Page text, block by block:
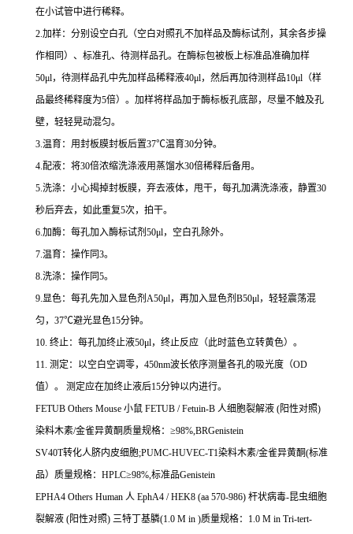
在小试管中进行稀释。
2.加样：分别设空白孔（空白对照孔不加样品及酶标试剂，其余各步操
作相同）、标准孔、待测样品孔。在酶标包被板上标准品准确加样
50μl，待测样品孔中先加样品稀释液40μl，然后再加待测样品10μl （样
品最终稀释度为5倍）。加样将样品加于酶标板孔底部，尽量不触及孔
壁，轻轻晃动混匀。
3.温育：用封板膜封板后置37℃温育30分钟。
4.配液：将30倍浓缩洗涤液用蒸馏水30倍稀释后备用。
5.洗涤：小心揭掉封板膜，弃去液体，甩干，每孔加满洗涤液，静置30
秒后弃去，如此重复5次，拍干。
6.加酶：每孔加入酶标试剂 50μl，空白孔除外。
7.温育：操作同 3。
8.洗涤：操作同 5。
9.显色：每孔先加入显色剂 A50μl，再加入显色剂 B50μl，轻轻震荡混
匀， 37℃避光显色15分钟。
10. 终止：每孔加终止液50μl，终止反应（此时蓝色立转黄色）。
11. 测定：以空白空调零， 450nm波长依序测量各孔的吸光度（OD
值）。
测定应在加终止液后15分钟以内进行。
FETUB Others Mouse 小鼠 FETUB / Fetuin-B 人细胞裂解液 (阳性对照)
染料木素/金雀异黄酮质量规格：≥98%,BRGenistein
SV40T转化人脐内皮细胞;PUMC-HUVEC-T1染料木素/金雀异黄酮(标准
品）质量规格： HPLC≥98%,标准品Genistein
EPHA4 Others Human 人 EphA4 / HEK8 (aa 570-986) 杆状病毒-昆虫细胞
裂解液 (阳性对照) 三特丁基膦(1.0 M in )质量规格： 1.0 M in Tri-tert-